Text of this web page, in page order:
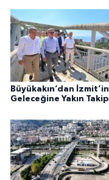
Büyükakın’dan İzmit’in
Geleceğine Yakın Takip